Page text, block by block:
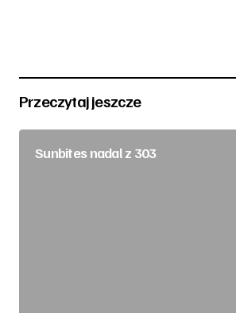
Przeczytaj jeszcze
Sunbites nadal z 303